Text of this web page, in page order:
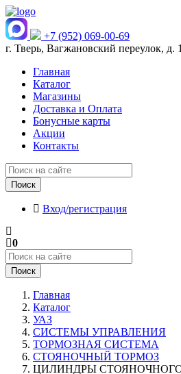
+7 (952) 069-00-69
г. Тверь, Вагжановский переулок, д.
Главная
Каталог
Магазины
Доставка и Оплата
Бонусные карты
Акции
Контакты
Поиск
Вход/регистрация
0
Поиск
Главная
Каталог
УАЗ
СИСТЕМЫ УПРАВЛЕНИЯ
ТОРМОЗНАЯ СИСТЕМА
СТОЯНОЧНЫЙ ТОРМОЗ
ЦИЛИНДРЫ